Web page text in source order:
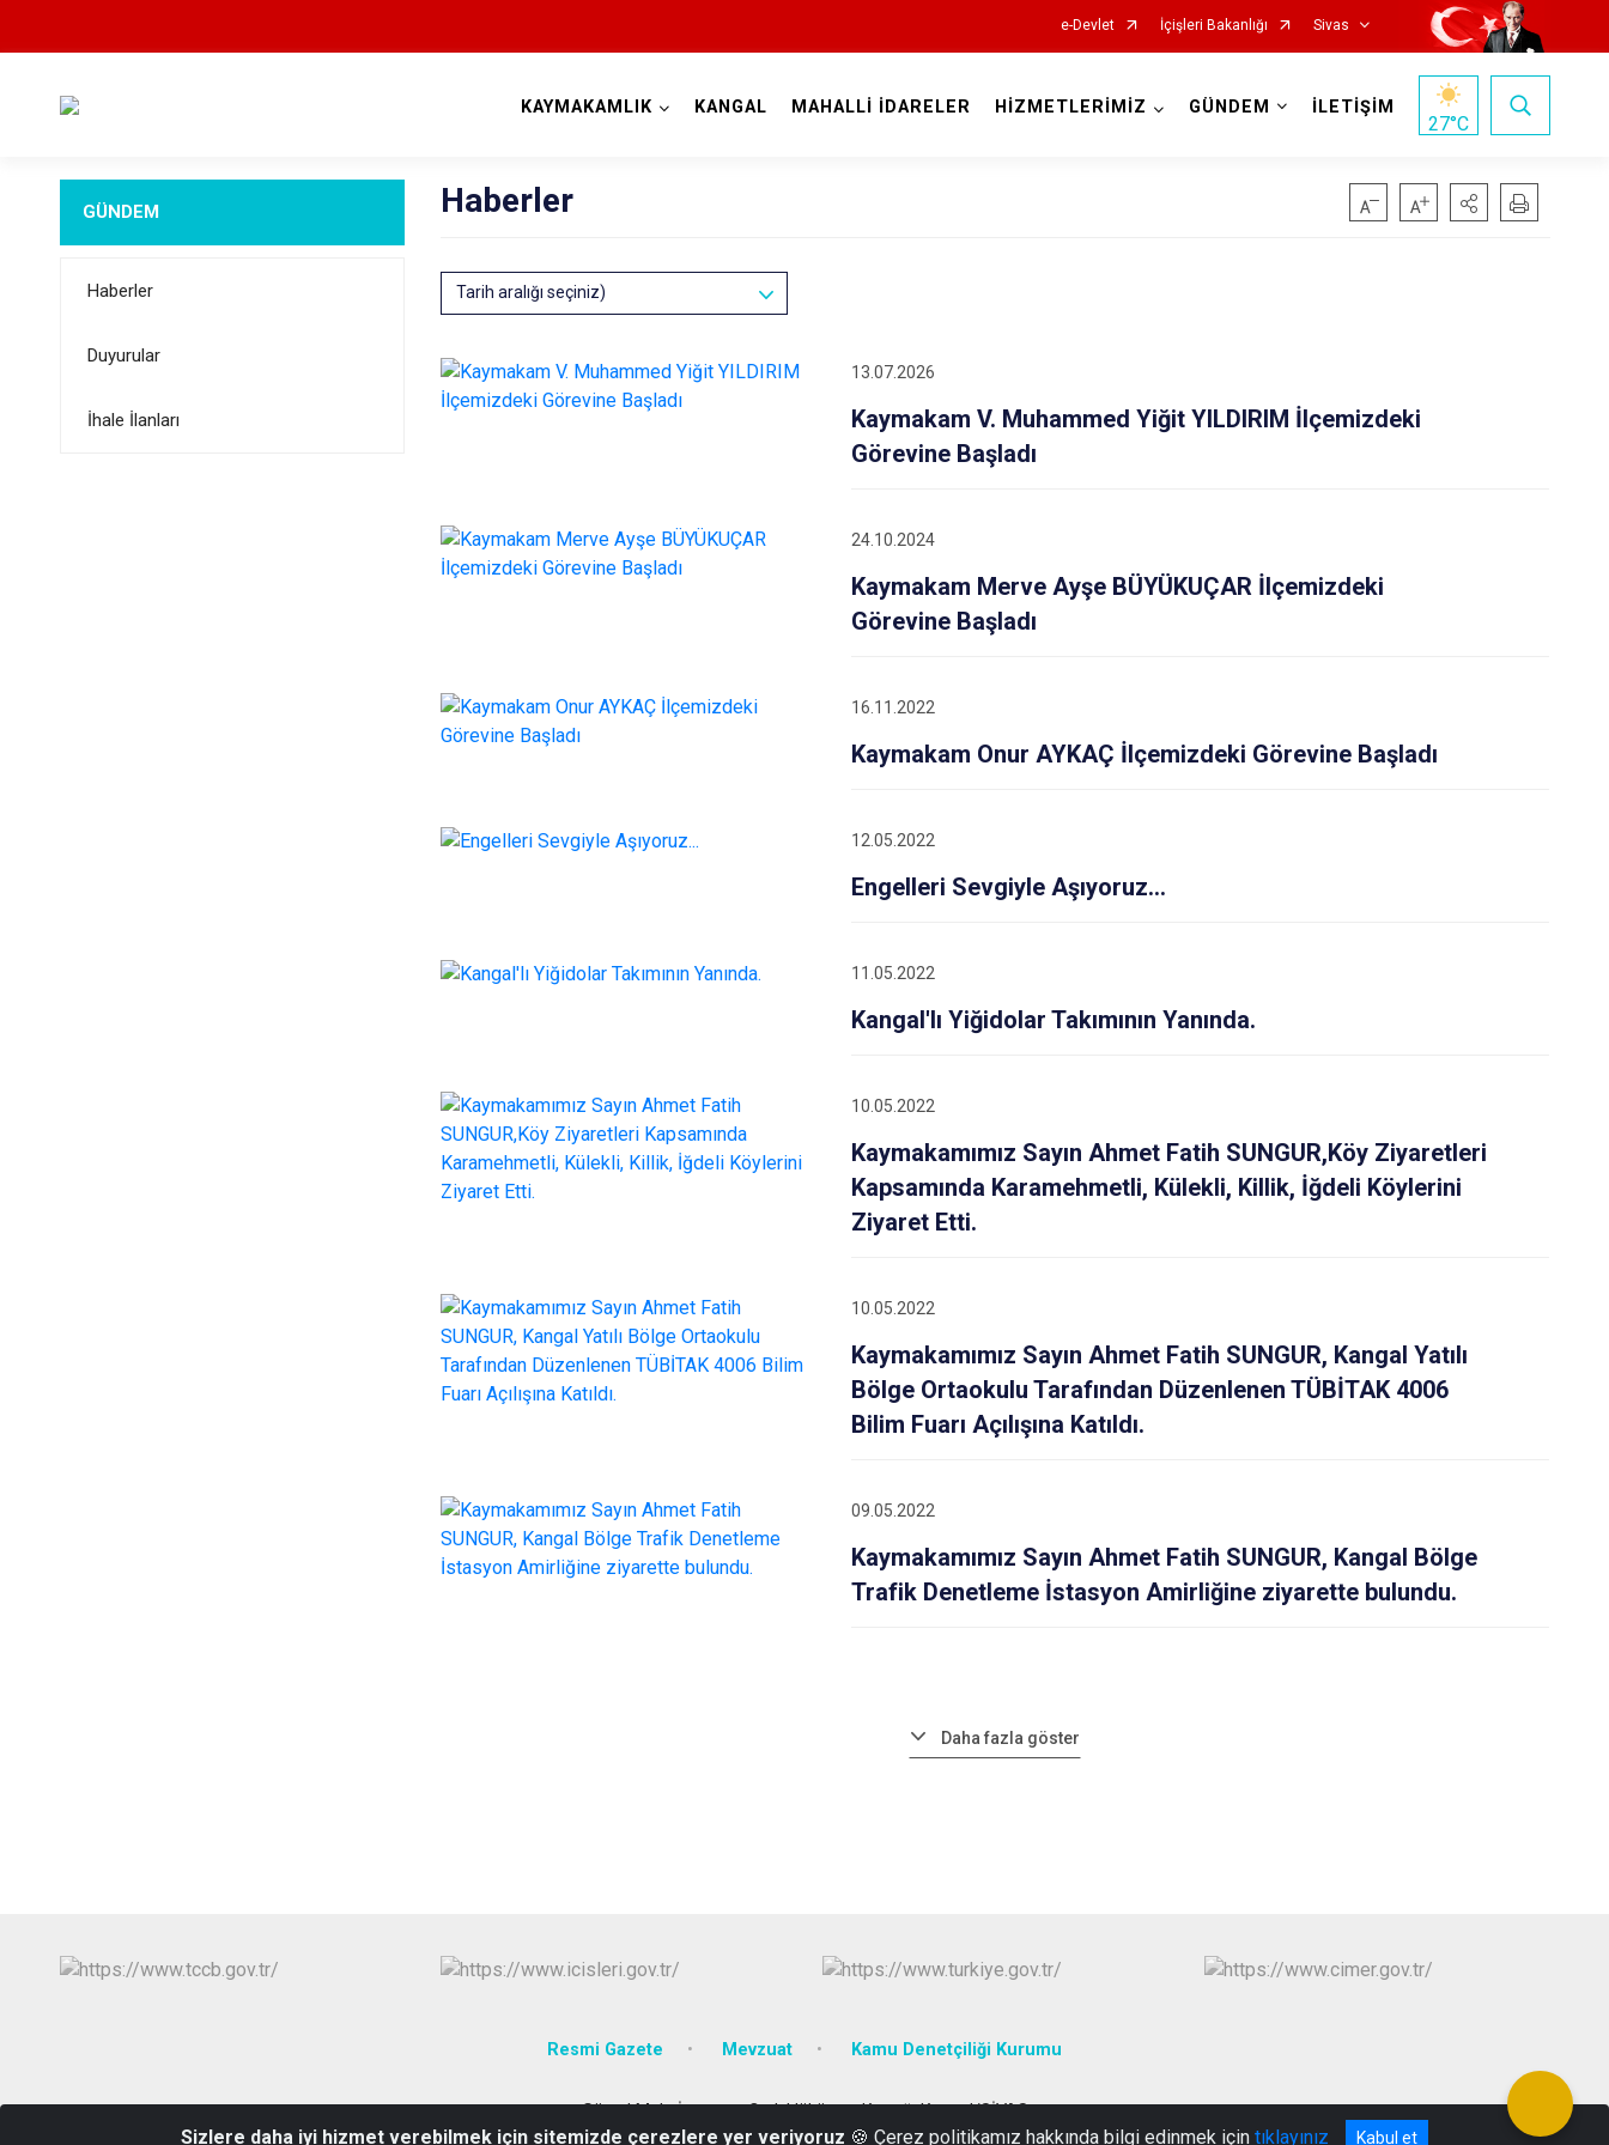
e-Devlet İçişleri Bakanlığı Sivas
Gürün
Hafik
Koyulhisar
Yıldızeli
KAYMAKAMLIK KANGAL MAHALLİ İDARELER HİZMETLERİMİZ GÜNDEM İLETİŞİM
27°C
GÜNDEM
Haberler
Duyurular
İhale İlanları
Haberler
Tarih aralığı seçiniz)
13.07.2026
Kaymakam V. Muhammed Yiğit YILDIRIM İlçemizdeki
Görevine Başladı
24.10.2024
Kaymakam Merve Ayşe BÜYÜKUÇAR İlçemizdeki
Görevine Başladı
16.11.2022
Kaymakam Onur AYKAÇ İlçemizdeki Görevine Başladı
12.05.2022
Engelleri Sevgiyle Aşıyoruz...
11.05.2022
Kangal'lı Yiğidolar Takımının Yanında.
10.05.2022
Kaymakamımız Sayın Ahmet Fatih SUNGUR,Köy Ziyaretleri
Kapsamında Karamehmetli, Külekli, Killik, İğdeli Köylerini
Ziyaret Etti.
10.05.2022
Kaymakamımız Sayın Ahmet Fatih SUNGUR, Kangal Yatılı
Bölge Ortaokulu Tarafından Düzenlenen TÜBİTAK 4006
Bilim Fuarı Açılışına Katıldı.
09.05.2022
Kaymakamımız Sayın Ahmet Fatih SUNGUR, Kangal Bölge
Trafik Denetleme İstasyon Amirliğine ziyarette bulundu.
Daha fazla göster
Resmi Gazete Mevzuat Kamu Denetçiliği Kurumu
Gürsel Mah. İstasyon Cad. Hükümet Konağı Kangal/SİVAS
Sizlere daha iyi hizmet verebilmek için sitemizde çerezlere yer veriyoruz 🍪 Çerez politikamız hakkında bilgi edinmek için tıklayınız Kabul et